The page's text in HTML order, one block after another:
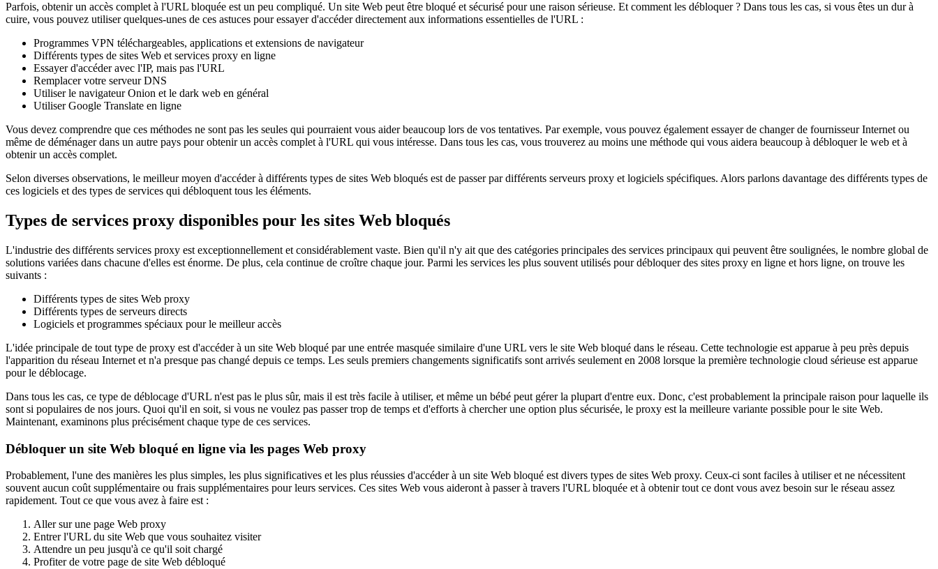
Parfois, obtenir un accès complet à l'URL bloquée est un peu compliqué. Un site Web peut être bloqué et sécurisé pour une raison sérieuse. Et comment les débloquer ? Dans tous les cas, si vous êtes un dur à
cuire, vous pouvez utiliser quelques-unes de ces astuces pour essayer d'accéder directement aux informations essentielles de l'URL :
Programmes VPN téléchargeables, applications et extensions de navigateur
Différents types de sites Web et services proxy en ligne
Essayer d'accéder avec l'IP, mais pas l'URL
Remplacer votre serveur DNS
Utiliser le navigateur Onion et le dark web en général
Utiliser Google Translate en ligne
Vous devez comprendre que ces méthodes ne sont pas les seules qui pourraient vous aider beaucoup lors de vos tentatives. Par exemple, vous pouvez également essayer de changer de fournisseur Internet ou
même de déménager dans un autre pays pour obtenir un accès complet à l'URL qui vous intéresse. Dans tous les cas, vous trouverez au moins une méthode qui vous aidera beaucoup à débloquer le web et à
obtenir un accès complet.
Selon diverses observations, le meilleur moyen d'accéder à différents types de sites Web bloqués est de passer par différents serveurs proxy et logiciels spécifiques. Alors parlons davantage des différents types de
ces logiciels et des types de services qui débloquent tous les éléments.
Types de services proxy disponibles pour les sites Web bloqués
L'industrie des différents services proxy est exceptionnellement et considérablement vaste. Bien qu'il n'y ait que des catégories principales des services principaux qui peuvent être soulignées, le nombre global de
solutions variées dans chacune d'elles est énorme. De plus, cela continue de croître chaque jour. Parmi les services les plus souvent utilisés pour débloquer des sites proxy en ligne et hors ligne, on trouve les
suivants :
Différents types de sites Web proxy
Différents types de serveurs directs
Logiciels et programmes spéciaux pour le meilleur accès
L'idée principale de tout type de proxy est d'accéder à un site Web bloqué par une entrée masquée similaire d'une URL vers le site Web bloqué dans le réseau. Cette technologie est apparue à peu près depuis
l'apparition du réseau Internet et n'a presque pas changé depuis ce temps. Les seuls premiers changements significatifs sont arrivés seulement en 2008 lorsque la première technologie cloud sérieuse est apparue
pour le déblocage.
Dans tous les cas, ce type de déblocage d'URL n'est pas le plus sûr, mais il est très facile à utiliser, et même un bébé peut gérer la plupart d'entre eux. Donc, c'est probablement la principale raison pour laquelle ils
sont si populaires de nos jours. Quoi qu'il en soit, si vous ne voulez pas passer trop de temps et d'efforts à chercher une option plus sécurisée, le proxy est la meilleure variante possible pour le site Web.
Maintenant, examinons plus précisément chaque type de ces services.
Débloquer un site Web bloqué en ligne via les pages Web proxy
Probablement, l'une des manières les plus simples, les plus significatives et les plus réussies d'accéder à un site Web bloqué est divers types de sites Web proxy. Ceux-ci sont faciles à utiliser et ne nécessitent
souvent aucun coût supplémentaire ou frais supplémentaires pour leurs services. Ces sites Web vous aideront à passer à travers l'URL bloquée et à obtenir tout ce dont vous avez besoin sur le réseau assez
rapidement. Tout ce que vous avez à faire est :
Aller sur une page Web proxy
Entrer l'URL du site Web que vous souhaitez visiter
Attendre un peu jusqu'à ce qu'il soit chargé
Profiter de votre page de site Web débloqué